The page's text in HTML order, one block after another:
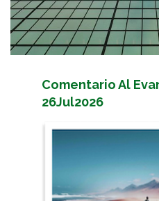
Comentario Al
26Jul2026